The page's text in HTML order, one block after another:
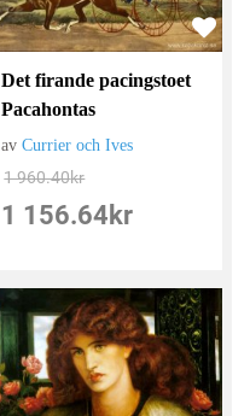
Det firande pacingstoet
Pacahontas
avCurrier och Ives
1 960.40kr
1 156.64 kr